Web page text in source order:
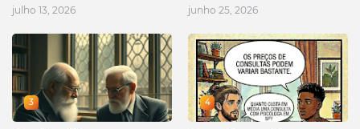
julho 13, 2026 junho 25, 2026
3 4